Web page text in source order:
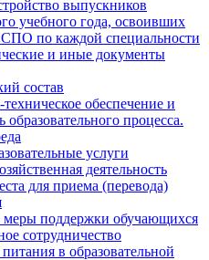
выпускников
учебного года, освоивших
по каждой специальности
и иные документы
состав
обеспечение и
образовательного процесса.
услуги
деятельность
для приема (перевода)
поддержки обучающихся
сотрудничество
в образовательной